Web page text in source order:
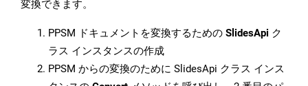
変換できます。
PPSM ドキュメントを変換するための SlidesApi ク
ラス インスタンスの作成
PPSM からの変換のために SlidesApi クラス インス